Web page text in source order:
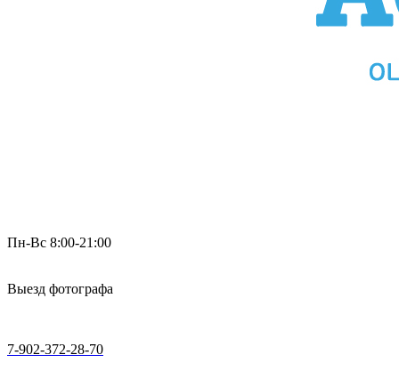
Пн-Вс 8:00-21:00
Выезд фотографа
7-902-372-28-70